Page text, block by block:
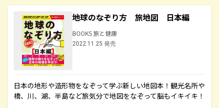
地球のなぞり方 旅地図 日本編
BOOKS 旅と健康
2022.11.25 発売
日本の地形や造形物をなぞって学ぶ新しい地図本！観光名所や
橋、川、湖、半島など旅気分で地図をなぞって脳もイキイキ！